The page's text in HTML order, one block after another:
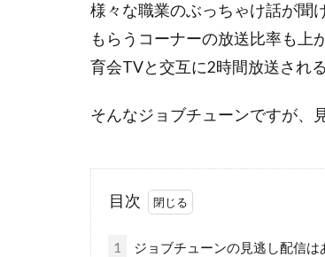
様々な職業のぶっちゃけ話が聞
もらうコーナーの放送比率も上
育会TVと交互に2時間放送され
そんなジョブチューンですが、
目次
1 ジョブチューンの見逃し配信は